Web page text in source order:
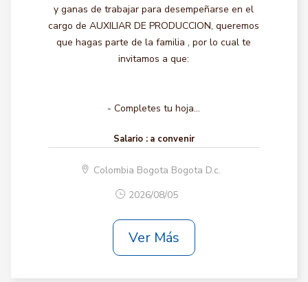
y ganas de trabajar para desempeñarse en el
cargo de AUXILIAR DE PRODUCCION, queremos
que hagas parte de la familia , por lo cual te
invitamos a que:
- Completes tu hoja...
Salario : a convenir
Colombia Bogota Bogota D.c.
2026/08/05
Ver Más